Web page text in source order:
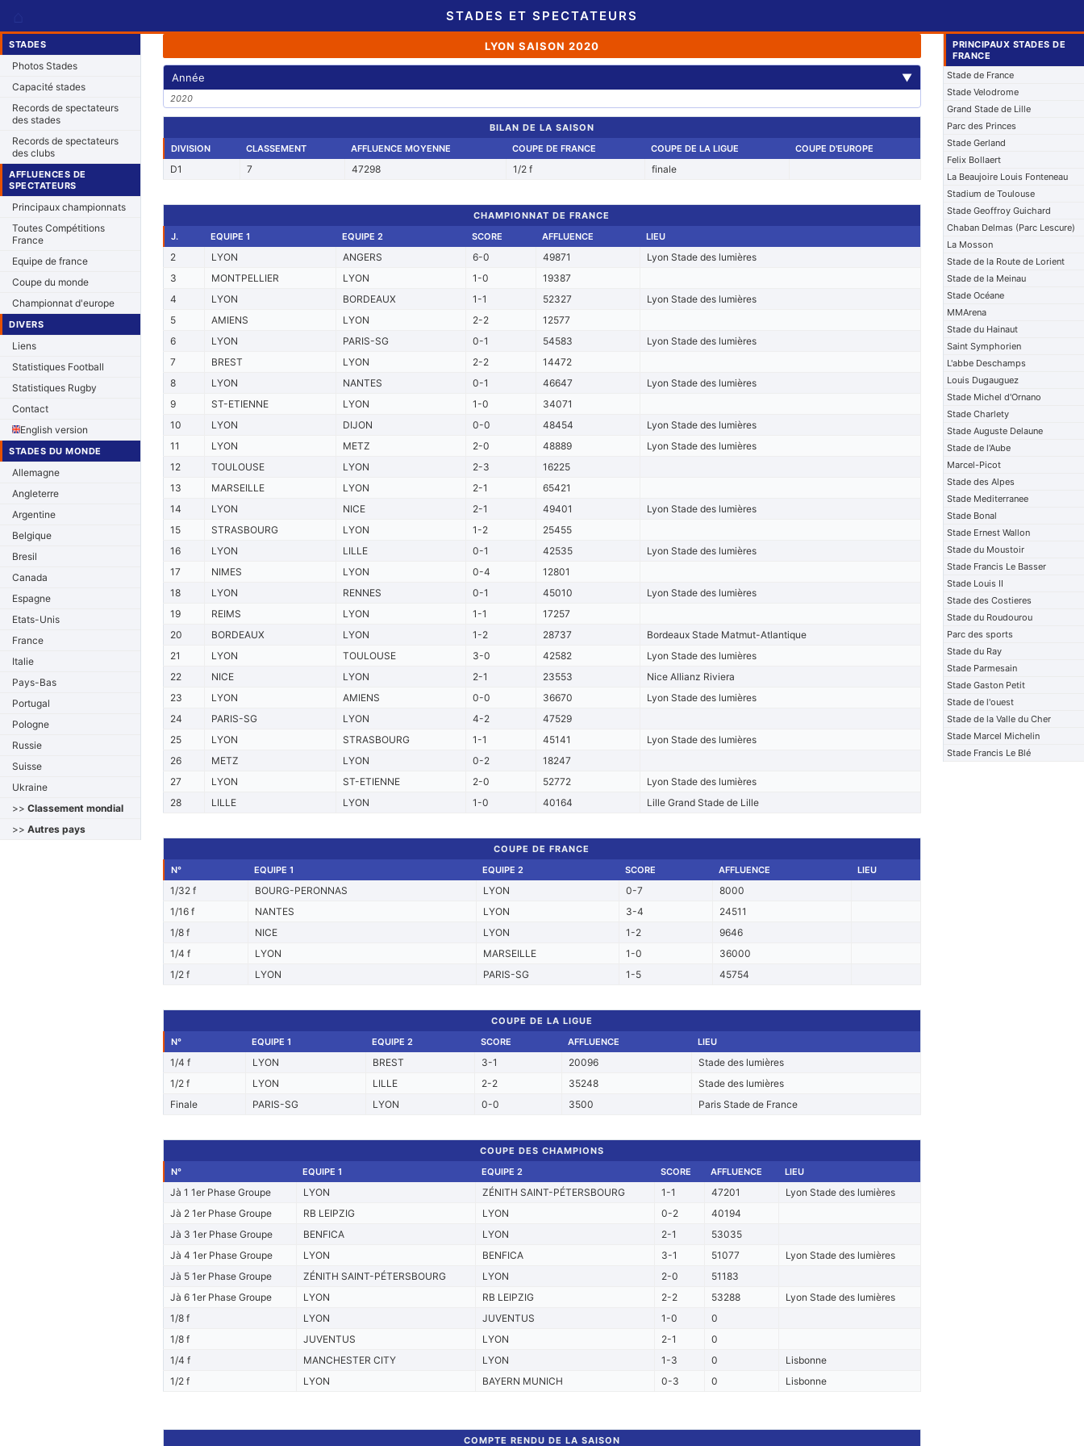
STADES ET SPECTATEURS
STADES
Photos Stades
Capacité stades
Records de spectateurs
des stades
Records de spectateurs
des clubs
AFFLUENCES DE
SPECTATEURS
Principaux championnats
Toutes Compétitions
France
Equipe de france
Coupe du monde
Championnat d'europe
DIVERS
Liens
Statistiques Football
Statistiques Rugby
Contact
English version
STADES DU MONDE
Allemagne
Angleterre
Argentine
Belgique
Bresil
Canada
Espagne
Etats-Unis
France
Italie
Pays-Bas
Portugal
Pologne
Russie
Suisse
Ukraine
>> Classement mondial
>> Autres pays
LYON SAISON 2020
Année ▼
2020
BILAN DE LA SAISON
DIVISION
CLASSEMENT AFFLUENCE MOYENNE COUPE DE FRANCE COUPE DE LA LIGUE COUPE D'EUROPE
D1 7 47298 1/2 f finale
CHAMPIONNAT DE FRANCE
J.
EQUIPE 1 EQUIPE 2 SCORE AFFLUENCE LIEU
2 LYON ANGERS 6-0 49871
Lyon Stade des lumières
3
MONTPELLIER LYON 1-0
19387
4
LYON BORDEAUX 1-1 52327
Lyon Stade des lumières
5
AMIENS LYON 2-2
12577
6
LYON PARIS-SG 0-1 54583
Lyon Stade des lumières
7
BREST LYON 2-2
14472
8
LYON NANTES 0-1 46647
Lyon Stade des lumières
9
ST-ETIENNE LYON 1-0
34071
10
LYON DIJON 0-0 48454
Lyon Stade des lumières
11
LYON METZ 2-0 48889
Lyon Stade des lumières
12
TOULOUSE LYON 2-3
16225
13
MARSEILLE LYON 2-1
65421
14
LYON NICE 2-1 49401
Lyon Stade des lumières
15
STRASBOURG LYON 1-2
25455
16
LYON LILLE 0-1 42535
Lyon Stade des lumières
17
NIMES LYON 0-4
12801
18
LYON RENNES 0-1 45010
Lyon Stade des lumières
19
REIMS LYON 1-1
17257
20
BORDEAUX LYON 1-2 28737
Bordeaux Stade Matmut-Atlantique
21
LYON TOULOUSE 3-0 42582
Lyon Stade des lumières
22
NICE LYON 2-1 23553
Nice Allianz Riviera
23
LYON AMIENS 0-0 36670
Lyon Stade des lumières
24
PARIS-SG LYON 4-2
47529
25
LYON STRASBOURG 1-1 45141
Lyon Stade des lumières
26
METZ LYON 0-2
18247
27
LYON ST-ETIENNE 2-0 52772
Lyon Stade des lumières
28
LILLE LYON 1-0 40164 Lille Grand Stade de Lille
COUPE DE FRANCE
N°
EQUIPE 1 EQUIPE 2 SCORE AFFLUENCE LIEU
1/32 f BOURG-PERONNAS LYON 0-7
8000
1/16 f
NANTES LYON 3-4
24511
1/8 f
NICE LYON 1-2
9646
1/4 f
LYON MARSEILLE 1-0
36000
1/2 f
LYON PARIS-SG 1-5 45754
COUPE DE LA LIGUE
N°
EQUIPE 1 EQUIPE 2 SCORE AFFLUENCE LIEU
1/4 f LYON BREST 3-1 20096
Stade des lumières
1/2 f
LYON LILLE 2-2 35248
Stade des lumières
Finale
PARIS-SG LYON 0-0 3500 Paris Stade de France
COUPE DES CHAMPIONS
N°
EQUIPE 1 EQUIPE 2 SCORE AFFLUENCE LIEU
Jà 1 1er Phase Groupe LYON ZÉNITH SAINT-PÉTERSBOURG 1-1 47201
Lyon Stade des lumières
Jà 2 1er Phase Groupe
RB LEIPZIG LYON 0-2
40194
Jà 3 1er Phase Groupe
BENFICA LYON 2-1
53035
Jà 4 1er Phase Groupe
LYON BENFICA 3-1 51077
Lyon Stade des lumières
Jà 5 1er Phase Groupe
ZÉNITH SAINT-PÉTERSBOURG LYON 2-0
51183
Jà 6 1er Phase Groupe
LYON RB LEIPZIG 2-2 53288
Lyon Stade des lumières
1/8 f
LYON JUVENTUS 1-0
0
1/8 f
JUVENTUS LYON 2-1
0
1/4 f
MANCHESTER CITY LYON 1-3 0
Lisbonne
1/2 f
LYON BAYERN MUNICH 0-3 0 Lisbonne
COMPTE RENDU DE LA SAISON
PRINCIPAUX STADES DE
FRANCE
Stade de France
Stade Velodrome
Grand Stade de Lille
Parc des Princes
Stade Gerland
Felix Bollaert
La Beaujoire Louis Fonteneau
Stadium de Toulouse
Stade Geoffroy Guichard
Chaban Delmas (Parc Lescure)
La Mosson
Stade de la Route de Lorient
Stade de la Meinau
Stade Océane
MMArena
Stade du Hainaut
Saint Symphorien
L'abbe Deschamps
Louis Dugauguez
Stade Michel d'Ornano
Stade Charlety
Stade Auguste Delaune
Stade de l'Aube
Marcel-Picot
Stade des Alpes
Stade Mediterranee
Stade Bonal
Stade Ernest Wallon
Stade du Moustoir
Stade Francis Le Basser
Stade Louis II
Stade des Costieres
Stade du Roudourou
Parc des sports
Stade du Ray
Stade Parmesain
Stade Gaston Petit
Stade de l'ouest
Stade de la Valle du Cher
Stade Marcel Michelin
Stade Francis Le Blé